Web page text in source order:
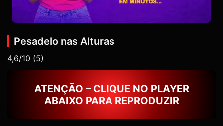
Pesadelo nas Alturas
4,6/10 (5)
ATENÇÃO – CLIQUE NO PLAYER
ABAIXO PARA REPRODUZIR